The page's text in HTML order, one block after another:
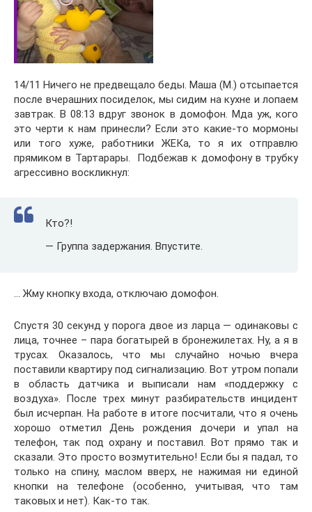
14/11 Ничего не предвещало беды. Маша (М.) отсыпается
после вчерашних посиделок, мы сидим на кухне и лопаем
завтрак. В 08:13 вдруг звонок в домофон. Мда уж, кого
это черти к нам принесли? Если это какие-то мормоны
или того хуже, работники ЖЕКа, то я их отправлю
прямиком в Тартарары. Подбежав к домофону в трубку
агрессивно воскликнул:
Кто?!
— Группа задержания. Впустите.
… Жму кнопку входа, отключаю домофон.
Спустя 30 секунд у порога двое из ларца — одинаковы с
лица, точнее – пара богатырей в бронежилетах. Ну, а я в
трусах. Оказалось, что мы случайно ночью вчера
поставили квартиру под сигнализацию. Вот утром попали
в область датчика и выписали нам «поддержку с
воздуха». После трех минут разбирательств инцидент
был исчерпан. На работе в итоге посчитали, что я очень
хорошо отметил День рождения дочери и упал на
телефон, так под охрану и поставил. Вот прямо так и
сказали. Это просто возмутительно! Если бы я падал, то
только на спину, маслом вверх, не нажимая ни единой
кнопки на телефоне (особенно, учитывая, что там
таковых и нет). Как-то так.